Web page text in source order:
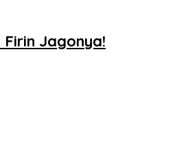
Jagonya!